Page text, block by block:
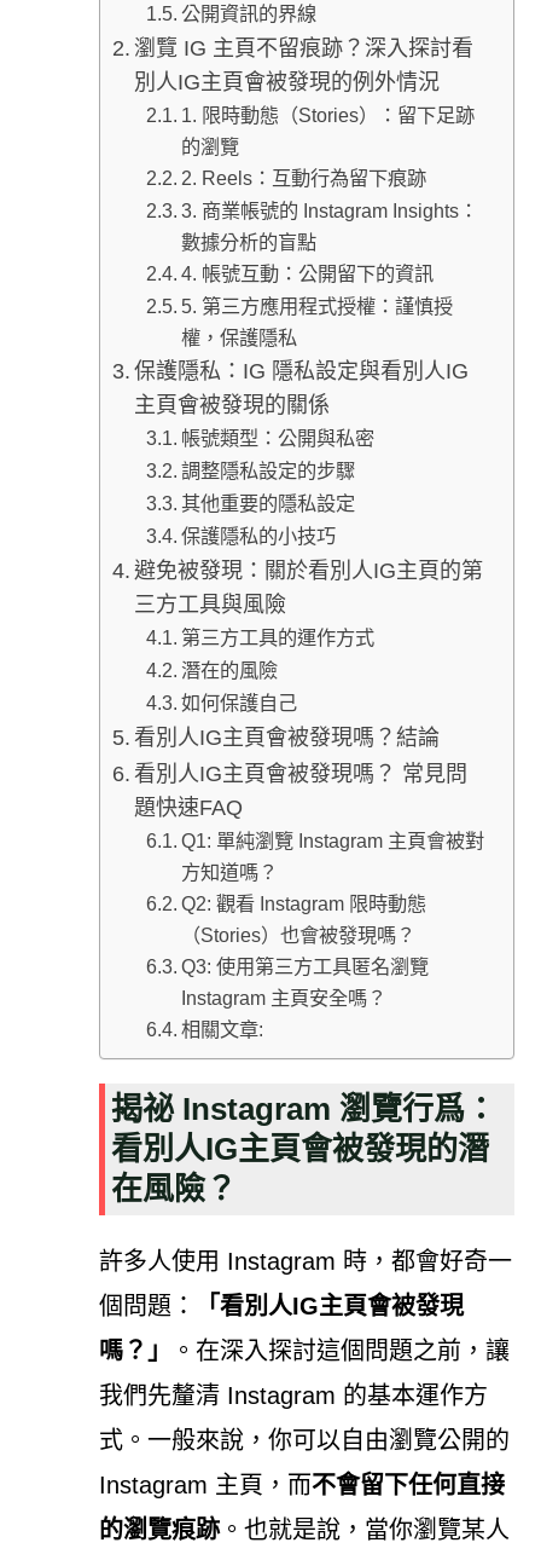
公開資訊的界線
瀏覽 IG 主頁不留痕跡？深入探討看
別人IG主頁會被發現的例外情況
1. 限時動態（Stories）：留下足跡
的瀏覽
2. Reels：互動行為留下痕跡
3. 商業帳號的 Instagram Insights：
數據分析的盲點
4. 帳號互動：公開留下的資訊
5. 第三方應用程式授權：謹慎授
權，保護隱私
保護隱私：IG 隱私設定與看別人IG
主頁會被發現的關係
帳號類型：公開與私密
調整隱私設定的步驟
其他重要的隱私設定
保護隱私的小技巧
避免被發現：關於看別人IG主頁的第
三方工具與風險
第三方工具的運作方式
潛在的風險
如何保護自己
看別人IG主頁會被發現嗎？結論
看別人IG主頁會被發現嗎？ 常見問
題快速FAQ
Q1: 單純瀏覽 Instagram 主頁會被對
方知道嗎？
Q2: 觀看 Instagram 限時動態
（Stories）也會被發現嗎？
Q3: 使用第三方工具匿名瀏覽
Instagram 主頁安全嗎？
相關文章:
揭祕 Instagram 瀏覽行爲：
看別人IG主頁會被發現的潛
在風險？
許多人使用 Instagram 時，都會好奇一
個問題：
「看別人IG主頁會被發現
嗎？」
。在深入探討這個問題之前，讓
我們先釐清 Instagram 的基本運作方
式。一般來說，你可以自由瀏覽公開的
Instagram 主頁，而不會留下任何直接
的瀏覽痕跡。也就是說，當你瀏覽某人